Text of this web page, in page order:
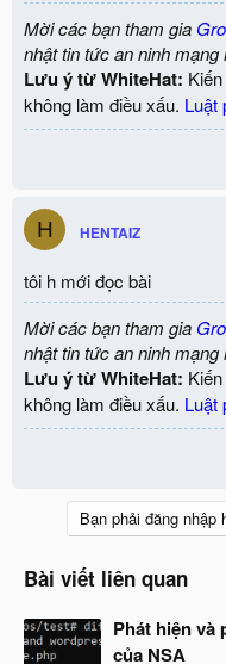
Mời các bạn tham gia
nhật tin tức an ninh mạng
Lưu ý từ WhiteHat:
không làm điều xấu. Luật
H HENTAIZ
tôi h mới đọc bài
Mời các bạn tham gia
nhật tin tức an ninh mạng
Lưu ý từ WhiteHat:
không làm điều xấu. Luật
Bạn phải đăng nhập
Bài viết liên quan
Phát hiện và
của NSA